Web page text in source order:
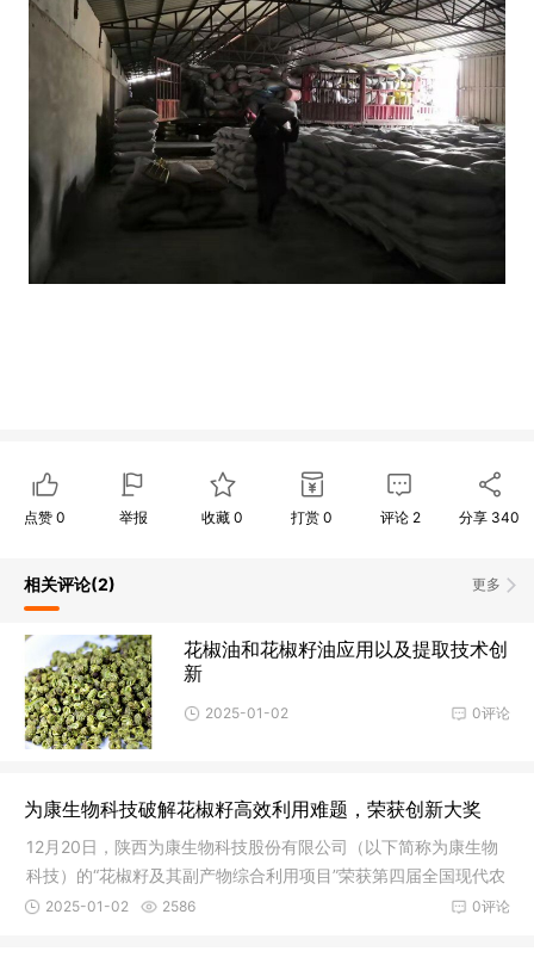
点赞 0 举报 收藏0 打赏 0 评论 2 分享 340
更多
相关评论(2)
花椒油和花椒籽油应用以及提取技术创
新
0评论
2025-01-02
为康生物科技破解花椒籽高效利用难题，荣获创新大奖
12月20日，陕西为康生物科技股份有限公司（以下简称为康生物
科技）的“花椒籽及其副产物综合利用项目”荣获第四届全国现代农
业创新创业大赛成长组第三名。这一奖项标志着为康生物科技在
0评论
2025-01-02 2586